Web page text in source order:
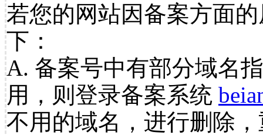
若您的网站因备案方面
下：
A. 备案号中有部分域名
用，则登录备案系统
不用的域名，进行删除